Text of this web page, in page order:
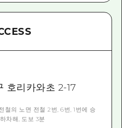
호리카와초 2-17
철의 노면 전철 2번, 6번, 1번에 승
차해, 도보 3분